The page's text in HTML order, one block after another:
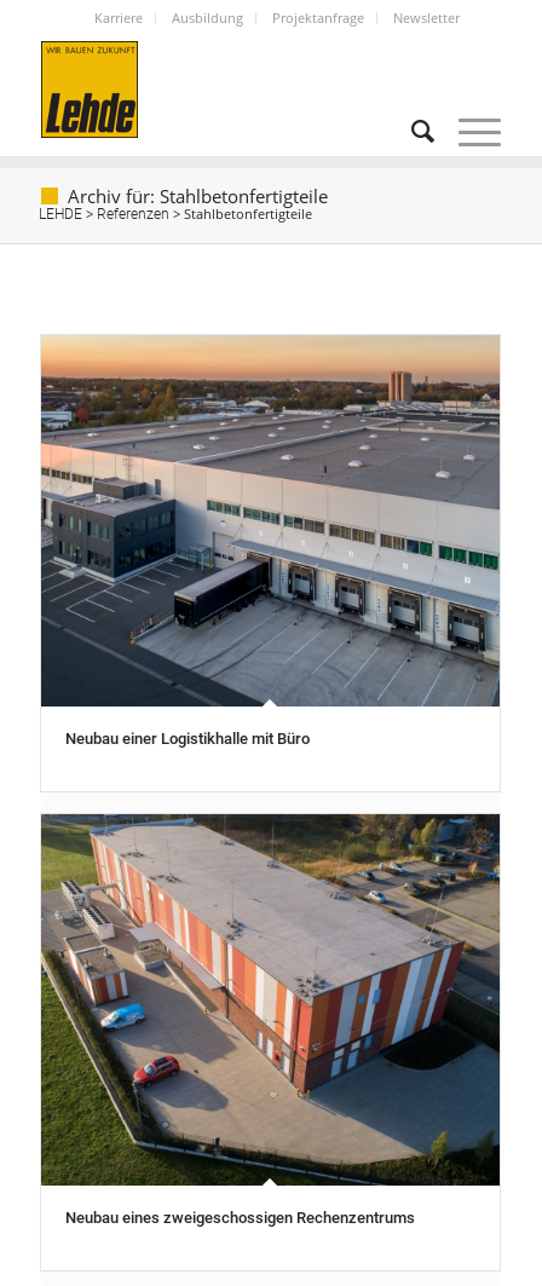
Karriere Ausbildung Projektanfrage Newsletter
Archiv für: Stahlbetonfertigteile
LEHDE> Referenzen > Stahlbetonfertigteile
Neubau einer Logistikhalle mit Büro
Neubau eines zweigeschossigen Rechenzentrums